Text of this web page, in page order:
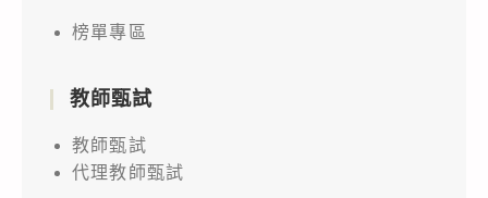
榜單專區
教師甄試
教師甄試
代理教師甄試